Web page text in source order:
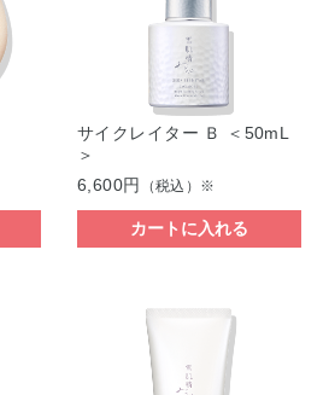
サイクレイター Ｂ ＜50mL
＞
6,600円
（税込）※
カートに入れる